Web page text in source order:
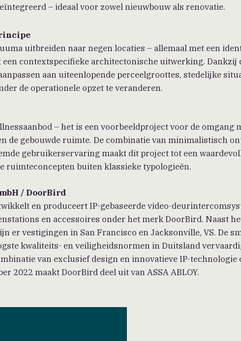
– ideaal voor zowel nieuwbouw als renovatie.
uitbreiden naar negen locaties – allemaal met een
contextspecifieke architectonische uitwerking. Dankzij
aan uiteenlopende perceelgroottes, stedelijke
de operationele opzet te veranderen.
– het is een voorbeeldproject voor de omgang
de gebouwde ruimte. De combinatie van minimalistisch
gebruikerservaring maakt dit project tot een
ruimteconcepten buiten klassieke typologieën.
/ DoorBird
en produceert IP-gebaseerde video-
en accessoires onder het merk DoorBird. Naast
er vestigingen in San Francisco en Jacksonville, VS. De
kwaliteits- en veiligheidsnormen in Duitsland
van exclusief design en innovatieve IP-technologie
2022 maakt DoorBird deel uit van ASSA ABLOY.
Leden